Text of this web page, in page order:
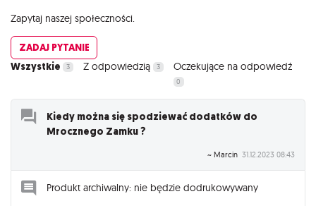
Wszystkie 3 Z odpowiedzią 3 Oczekujące na odpowiedź
0
Kiedy można się spodziewać dodatków do
Mrocznego Zamku ?
~ Marcin 31.12.2023 08:43
Produkt archiwalny: nie będzie dodrukowywany
Zapytaj naszej społeczności.
ZADAJ PYTANIE